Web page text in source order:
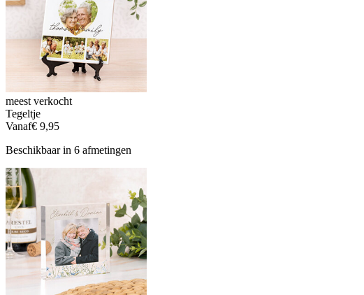
meest verkocht
Tegeltje
Vanaf€ 9,95
Beschikbaar in 6 afmetingen